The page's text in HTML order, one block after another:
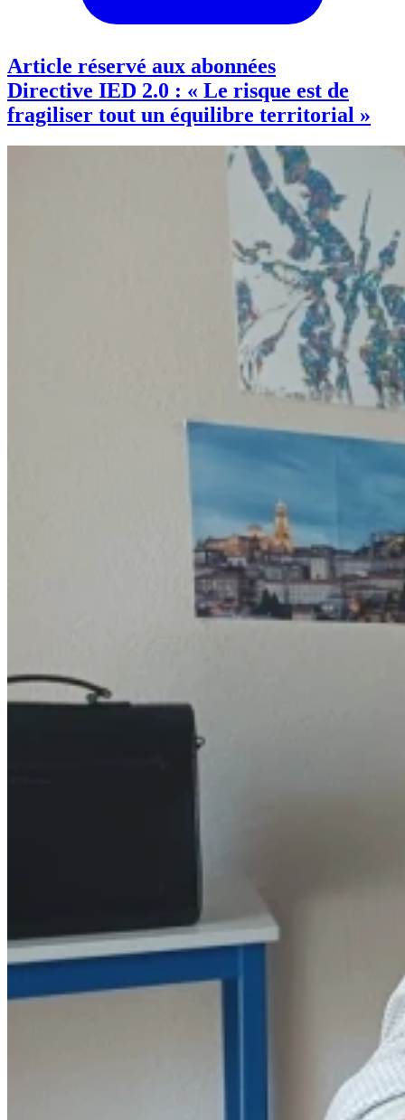
Article réservé aux abonnées
Directive IED 2.0 : « Le risque est de
fragiliser tout un équilibre territorial »